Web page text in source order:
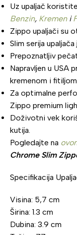
Uz upaljač koristite
Benzin, Kremeni
Zippo upaljači su
Slim serija
Prepoznatljiv
Napravljen u USA
kremenom i
Za optimalne
Zippo premium
Doživotni vek
kutija.
Pogledajte na
Chrome Slim
Specifikacija
Visina: 5,7 cm
Širina: 1.3 cm
Dubina: 3.9 cm